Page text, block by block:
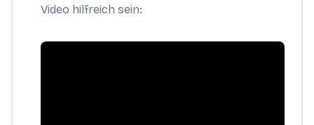
Video hilfreich sein: